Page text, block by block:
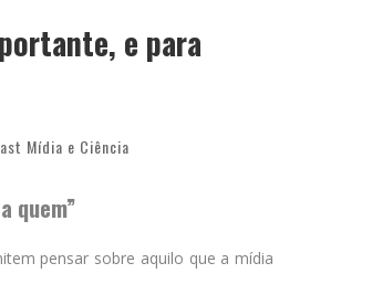
e para
Mídia e Ciência
quem”
pensar sobre aquilo que a mídia